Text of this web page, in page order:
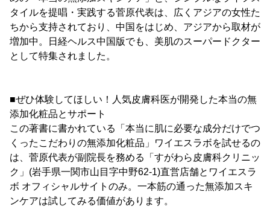
タイルを提唱・実践する菅原代表は、広くアジアの女性た
ちから支持されており、中国をはじめ、アジアから取材が
増加中。日経ヘルス中国版でも、美肌のスーパードクター
として特集されました。
■ぜひ体験してほしい！人気皮膚科医が開発した本当の無
添加化粧品とサポート
この著書に書かれている「本当に肌に必要な成分だけでつ
くったこだわりの無添加化粧品」ワイエスラボを試せるの
は、菅原代表が副院長を務める「すがわら皮膚科クリニッ
ク」(岩手県一関市山目字中野62-1)直営店舗とワイエスラ
ボ オフィシャルサイトのみ。一本筋の通った無添加スキ
ンケアは試してみる価値があります。